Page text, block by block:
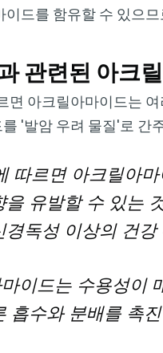
이드를 함유할 수 있으
관련된 아크
면 아크릴아마이드는
'발암 우려 물질'로 간
따르면 아크릴아
을 유발할 수 있는
경독성 이상의 건
이드는 수용성이
흡수와 분배를 촉